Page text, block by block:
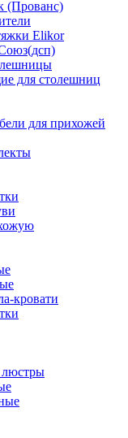
(Прованс)
Elikor
для столешниц
для прихожей
кровати
люстры